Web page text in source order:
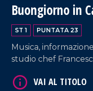
Buongiorno in
ST 1 PUNTATA 23
Musica,
studio chef